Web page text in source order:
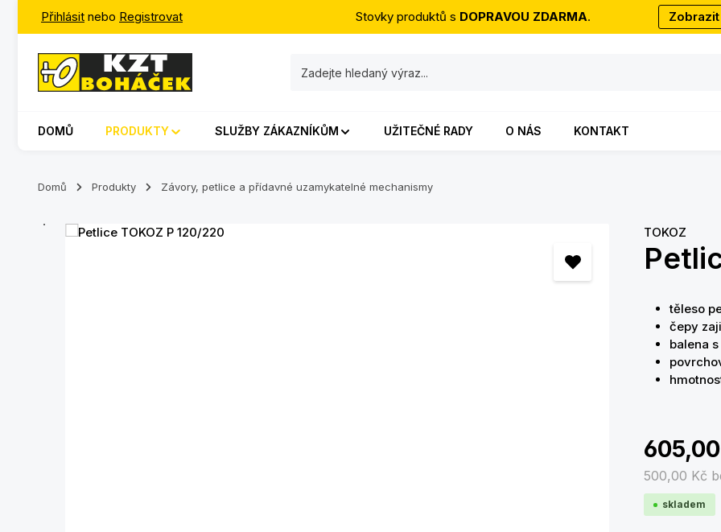
na hlavní obsah
Přeskočit na vyhledávání
Přeskočit na hlavní navigaci
Přihlásit nebo Registrovat Stovky produktů s DOPRAVOU ZDARMA.
DOMŮ PRODUKTY SLUŽBY ZÁKAZNÍKŮM UŽITEČNÉ RADY O NÁS KONTAKT
Domů Produkty Závory, petlice a přídavné uzamykatelné mechanismy
Přeskočit galerii obrázků TOKOZ
těleso
čepy
balena
500,00 Kč
skladem